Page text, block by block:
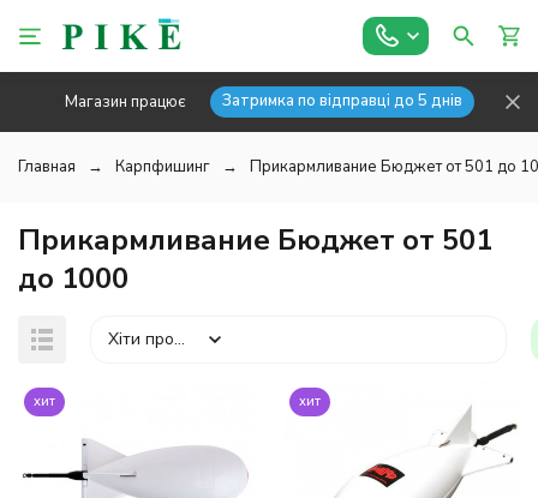
Магазин працює Затримка по відправці до 5 днів
Главная Карпфишинг Прикармливание Бюджет от 501 до
Прикармливание Бюджет от 501
до 1000
Хіти продажів
хит хит